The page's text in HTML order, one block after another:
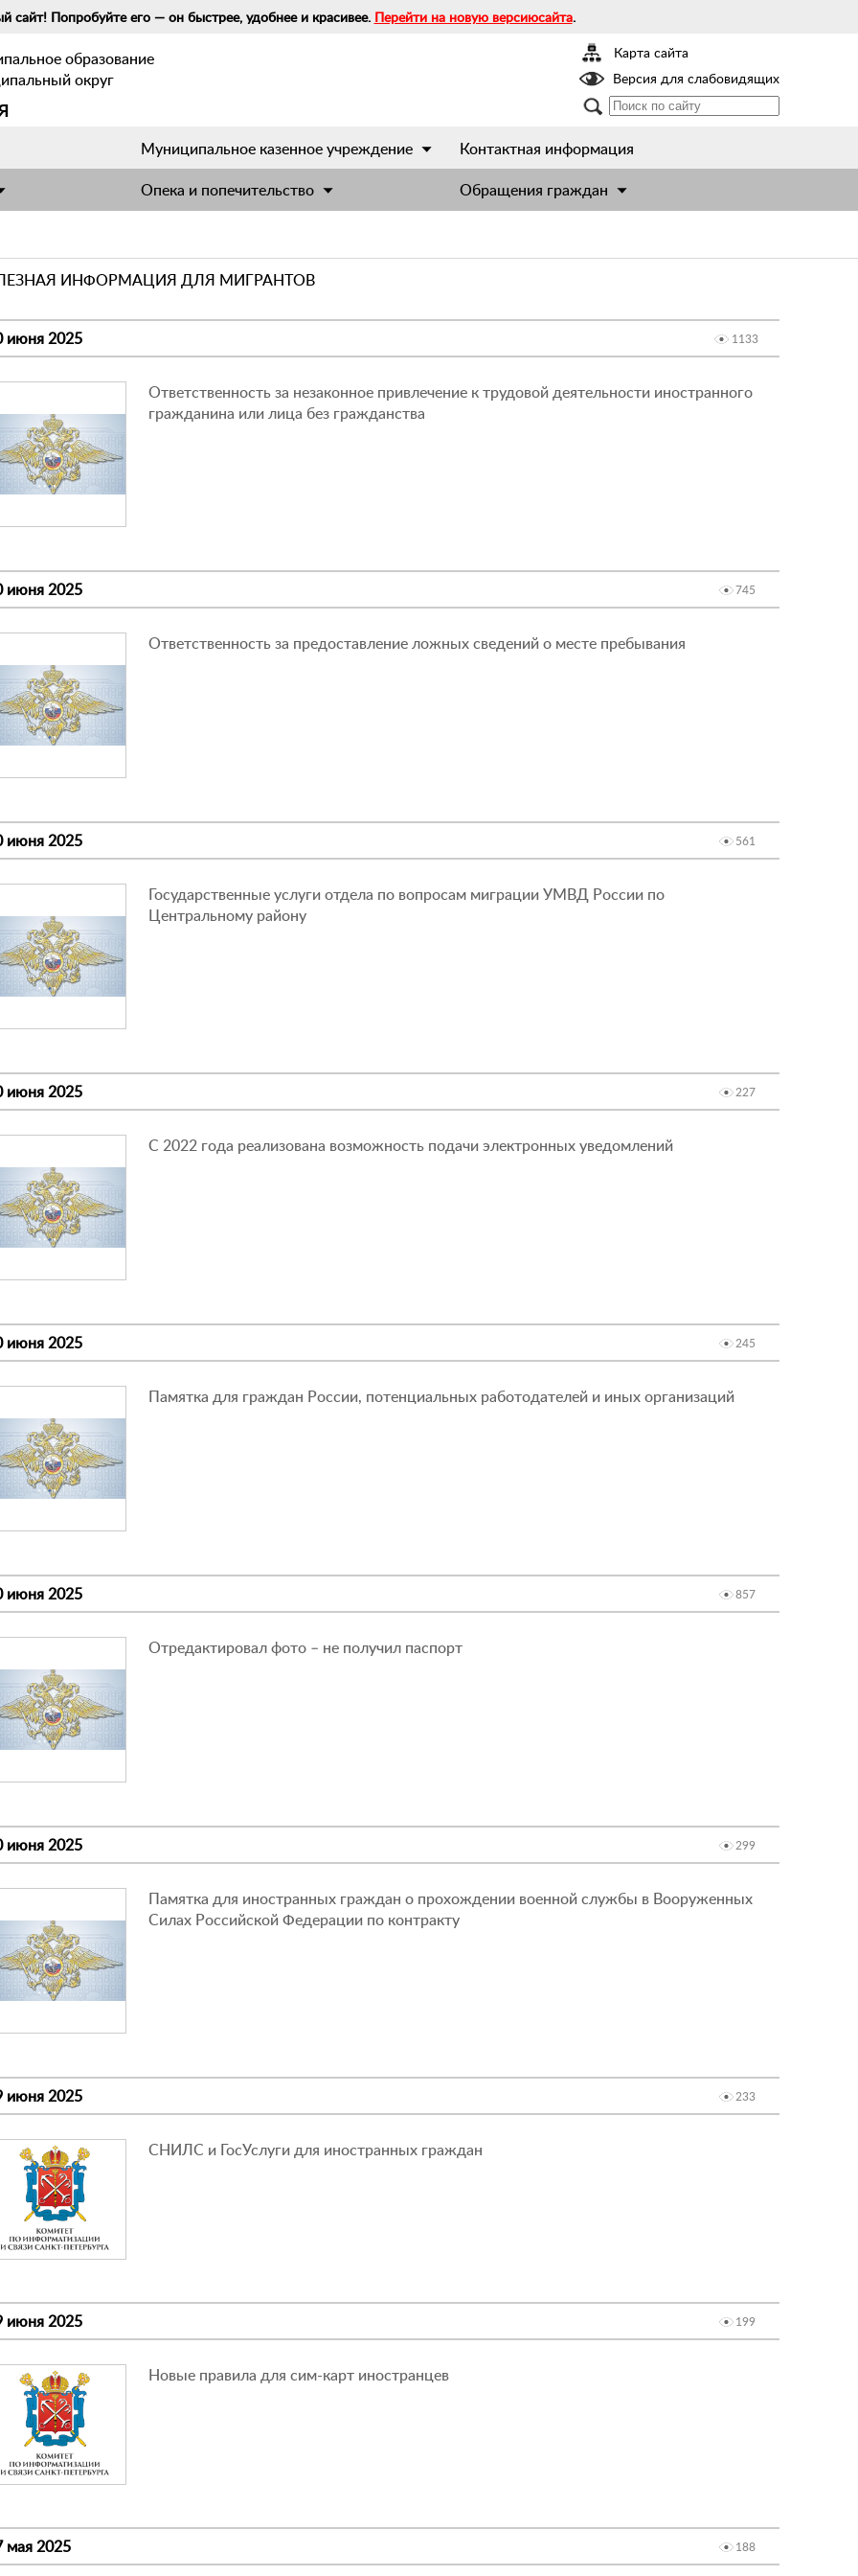
сайт! Попробуйте его — он быстрее, удобнее и красивее. Перейти на новую версиюсайта.
образование
округ
Карта сайта
Версия для слабовидящих
Муниципальное казенное учреждение
Контактная информация
Опека и попечительство
Обращения граждан
ИНФОРМАЦИЯ ДЛЯ МИГРАНТОВ
июня 2025 1133
Ответственность за незаконное привлечение к трудовой деятельности иностранного
гражданина или лица без гражданства
июня 2025 745
Ответственность за предоставление ложных сведений о месте пребывания
июня 2025 561
Государственные услуги отдела по вопросам миграции УМВД России по
Центральному району
июня 2025 227
C 2022 года реализована возможность подачи электронных уведомлений
июня 2025 245
Памятка для граждан России, потенциальных работодателей и иных организаций
июня 2025 857
Отредактировал фото – не получил паспорт
июня 2025 299
Памятка для иностранных граждан о прохождении военной службы в Вооруженных
Силах Российской Федерации по контракту
июня 2025 233
СНИЛС и ГосУслуги для иностранных граждан
июня 2025 199
Новые правила для сим-карт иностранцев
мая 2025 188